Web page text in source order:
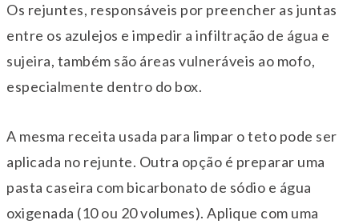
Os rejuntes, responsáveis por preencher as juntas
entre os azulejos e impedir a infiltração de água e
sujeira, também são áreas vulneráveis ao mofo,
especialmente dentro do box.
A mesma receita usada para limpar o teto pode ser
aplicada no rejunte. Outra opção é preparar uma
pasta caseira com bicarbonato de sódio e água
oxigenada (10 ou 20 volumes). Aplique com uma